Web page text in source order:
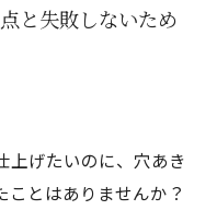
と失敗しないため
上げたいのに、穴あき
とはありませんか？